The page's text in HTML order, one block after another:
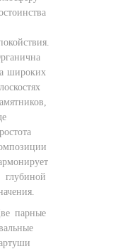
широких
глубиной
парные